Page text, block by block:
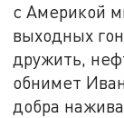
с Америкой
выходных
дружить,
обнимет
добра